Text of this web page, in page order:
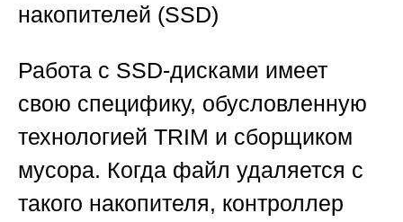
накопителей (SSD)
Работа с SSD-дисками имеет
свою специфику, обусловленную
технологией TRIM и сборщиком
мусора. Когда файл удаляется с
такого накопителя, контроллер